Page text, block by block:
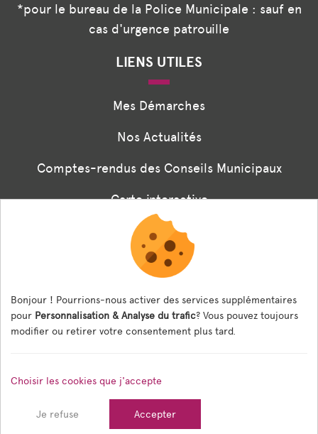
*pour le bureau de la Police Municipale : sauf en
cas d'urgence patrouille
LIENS UTILES
Mes Démarches
Nos Actualités
Comptes-rendus des Conseils Municipaux
Carte interactive
Associations
Formulaire panneaux digitaux
Les menus de la cantine
Documents règlementaires
Bonjour ! Pourrions-nous activer des services supplémentaires
pour Personnalisation & Analyse du trafic? Vous pouvez toujours
modifier ou retirer votre consentement plus tard.
Choisir les cookies que j'accepte
Je refuse Accepter